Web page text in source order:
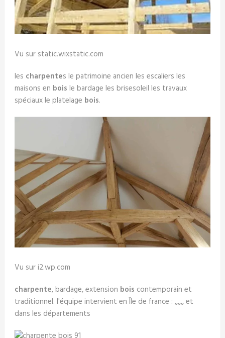
Vu sur static.wixstatic.com
les charpentes le patrimoine ancien les escaliers les
maisons en bois le bardage les brisesoleil les travaux
spéciaux le platelage bois.
Vu sur i2.wp.com
charpente, bardage, extension bois contemporain et
traditionnel. l'équipe intervient en Île de france : ,,,,,, et
dans les départements